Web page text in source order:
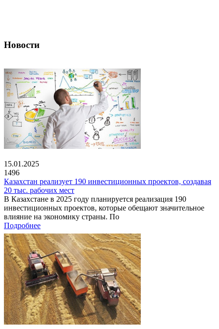
Новости
15.01.2025
1496
Казахстан реализует 190 инвестиционных проектов, создавая
20 тыс. рабочих мест
В Казахстане в 2025 году планируется реализация 190
инвестиционных проектов, которые обещают значительное
влияние на экономику страны. По
Подробнее